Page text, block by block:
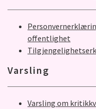
offentlighet
Varsling
Varsling om